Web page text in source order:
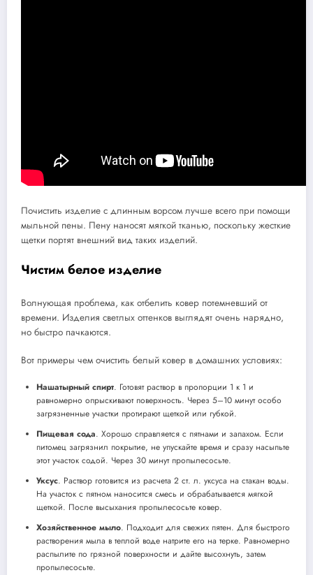
Почистить изделие с длинным ворсом лучше всего при помощи
мыльной пены. Пену наносят мягкой тканью, поскольку жесткие
щетки портят внешний вид таких изделий.
Чистим белое изделие
Волнующая проблема, как отбелить ковер потемневший от
времени. Изделия светлых оттенков выглядят очень нарядно,
но быстро пачкаются.
Вот примеры чем очистить белый ковер в домашних условиях:
Нашатырный спирт. Готовят раствор в пропорции 1 к 1 и
равномерно опрыскивают поверхность. Через 5–10 минут особо
загрязненные участки протирают щеткой или губкой.
Пищевая сода. Хорошо справляется с пятнами и запахом. Если
питомец загрязнил покрытие, не упускайте время и сразу насыпьте
этот участок содой. Через 30 минут пропылесосьте.
Уксус. Раствор готовится из расчета 2 ст. л. уксуса на стакан воды.
На участок с пятном наносится смесь и обрабатывается мягкой
щеткой. После высыхания пропылесосьте ковер.
Хозяйственное мыло. Подходит для свежих пятен. Для быстрого
растворения мыла в теплой воде натрите его на терке. Равномерно
распылите по грязной поверхности и дайте высохнуть, затем
пропылесосьте.